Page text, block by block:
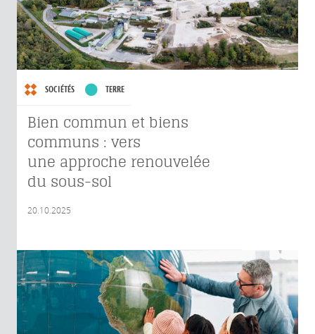
SOCIÉTÉS TERRE
Bien commun et biens
communs : vers
une approche renouvelée
du sous-sol
20.10.2025